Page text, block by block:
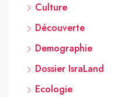
Culture
Découverte
Demographie
Dossier IsraLand
Ecologie